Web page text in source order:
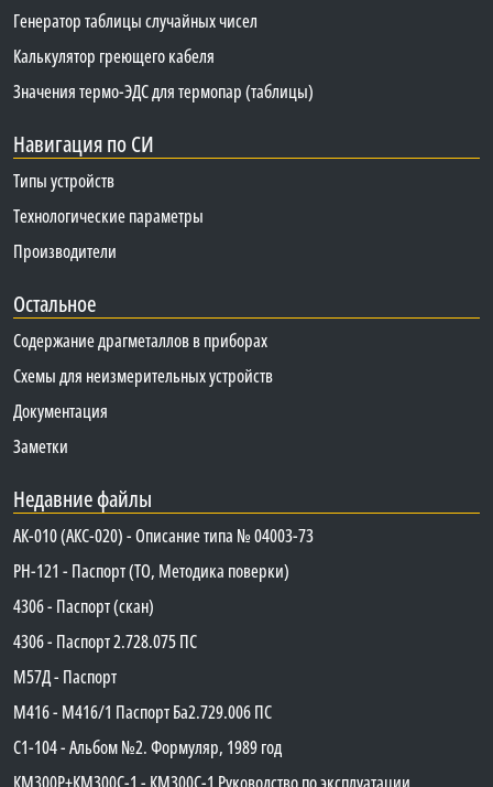
Генератор таблицы случайных чисел
Калькулятор греющего кабеля
Значения термо-ЭДС для термопар (таблицы)
Навигация по СИ
Типы устройств
Технологические параметры
Производители
Остальное
Содержание драгметаллов в приборах
Схемы для неизмерительных устройств
Документация
Заметки
Недавние файлы
АК-010 (АКС-020) - Описание типа № 04003-73
PH-121 - Паспорт (ТО, Методика поверки)
4306 - Паспорт (скан)
4306 - Паспорт 2.728.075 ПС
М57Д - Паспорт
М416 - М416/1 Паспорт Ба2.729.006 ПС
C1-104 - Альбом №2. Формуляр, 1989 год